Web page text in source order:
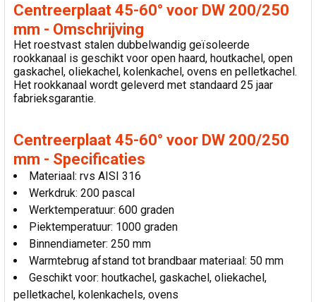
VOEG
GESELECTEERDE
TOE AAN
WINKELWAGEN
Centreerplaat 45-60° voor DW 200/250
mm - Omschrijving
Het roestvast stalen dubbelwandig geïsoleerde
rookkanaal is geschikt voor open haard, houtkachel, open
gaskachel, oliekachel, kolenkachel, ovens en pelletkachel.
Het rookkanaal wordt geleverd met standaard 25 jaar
fabrieksgarantie.
Centreerplaat 45-60° voor DW 200/250
mm - Specificaties
Materiaal: rvs AISI 316
Werkdruk: 200 pascal
Werktemperatuur: 600 graden
Piektemperatuur: 1000 graden
Binnendiameter: 250 mm
Warmtebrug afstand tot brandbaar materiaal: 50 mm
Geschikt voor: houtkachel, gaskachel, oliekachel,
pelletkachel, kolenkachels, ovens